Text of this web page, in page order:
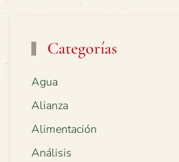
Categorías
Agua
Alianza
Alimentación
Análisis